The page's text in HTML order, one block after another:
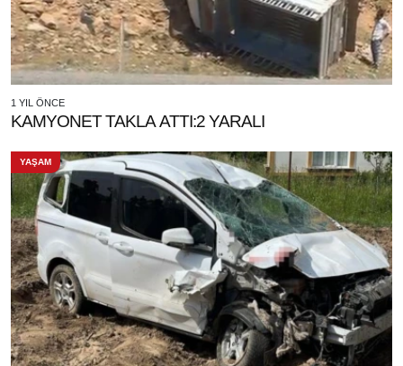
1 YIL ÖNCE
KAMYONET TAKLA ATTI:2 YARALI
YAŞAM